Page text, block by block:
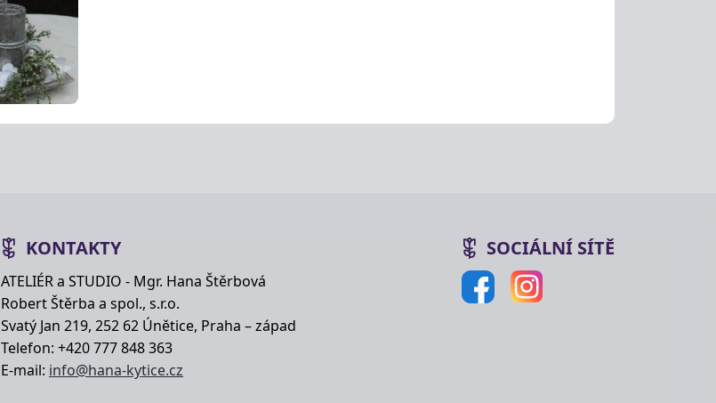
KONTAKTY
ATELIÉR a STUDIO - Mgr. Hana Štěrbová
Robert Štěrba a spol., s.r.o.
Svatý Jan 219, 252 62 Únětice, Praha – západ
Telefon: +420 777 848 363
E-mail: info@hana-kytice.cz
SOCIÁLNÍ SÍTĚ